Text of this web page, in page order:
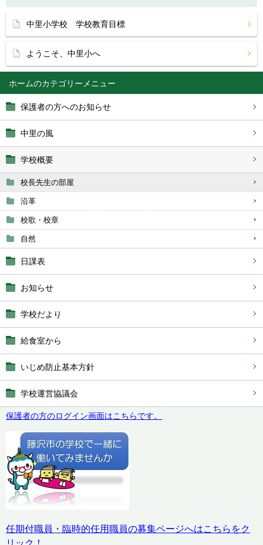
ホーム
保護者の方へのお知らせ
中里の風
学校概要
校長先生の部屋
沿革
校歌・校章
自然
日課表
お知らせ
学校だより
給食室から
いじめ防止基本方針
学校運営協議会
保護者の方のログイン画面はこちらです。
任期付職員・臨時的任用職員の募集ページへはこちらをク
リック！
中里小学校 学校教育目標
ようこそ、中里小へ